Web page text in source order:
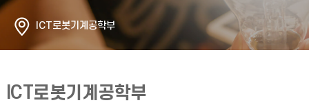
ICT로봇기계공학부
ICT로봇기계공학부